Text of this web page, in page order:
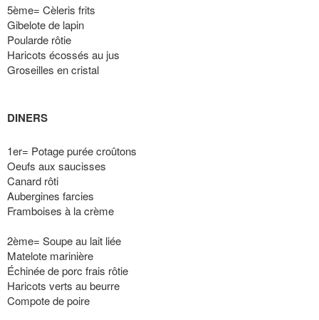
5ème= Cèleris frits
Gibelote de lapin
Poularde rôtie
Haricots écossés au jus
Groseilles en cristal
DINERS
1er= Potage purée croûtons
Oeufs aux saucisses
Canard rôti
Aubergines farcies
Framboises à la crème
2ème= Soupe au lait liée
Matelote marinière
Échinée de porc frais rôtie
Haricots verts au beurre
Compote de poire